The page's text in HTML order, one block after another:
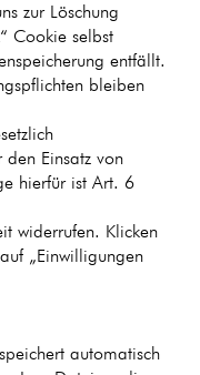
zur Löschung
Cookie selbst
entfällt.
bleiben
Einsatz von
hierfür ist Art. 6
widerrufen. Klicken
„Einwilligungen
automatisch